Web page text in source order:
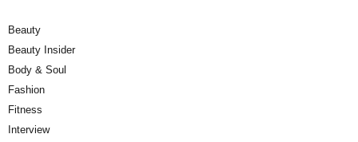
Beauty
Beauty Insider
Body & Soul
Fashion
Fitness
Interview